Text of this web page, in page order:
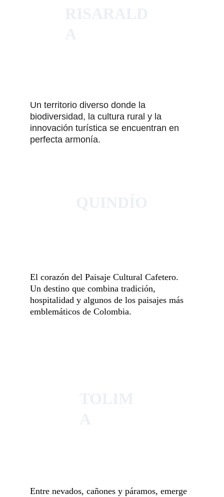
Un territorio diverso donde la
biodiversidad, la cultura rural y la
innovación turística se encuentran en
perfecta armonía.
El corazón del Paisaje Cultural Cafetero.
Un destino que combina tradición,
hospitalidad y algunos de los paisajes más
emblemáticos de Colombia.
Entre nevados, cañones y páramos, emerge